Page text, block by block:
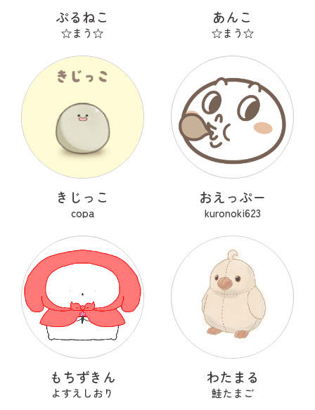
ぷるねこ
☆まう☆
あんこ
☆まう☆
きじっこ
copa
おえっぷー
kuronoki623
もちずきん
よすえしおり
わたまる
鮭たまご